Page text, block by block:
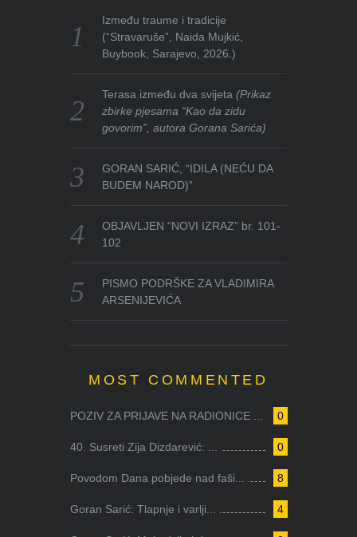
Između traume i tradicije
(“Stravaruše”, Naida Mujkić,
Buybook, Sarajevo, 2026.)
Terasa između dva svijeta(Prikaz
zbirke pjesama “Kao da zidu
govorim”, autora Gorana Sarića)
GORAN SARIĆ, “IDILA (NEĆU DA
BUDEM NAROD)”
OBJAVLJEN “NOVI IZRAZ” br. 101-
102
PISMO PODRŠKE ZA VLADIMIRA
ARSENIJEVIĆA
MOST COMMENTED
0
POZIV ZA PRIJAVE NA RADIONICE ...
0
40. Susreti Zija Dizdarević: ...
8
Povodom Dana pobjede nad faši...
4
Goran Sarić: Tlapnje i varlji...